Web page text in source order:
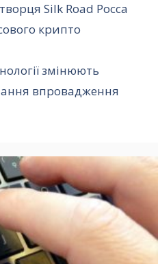
Silk Road Росса
крипто
змінюють
впровадження